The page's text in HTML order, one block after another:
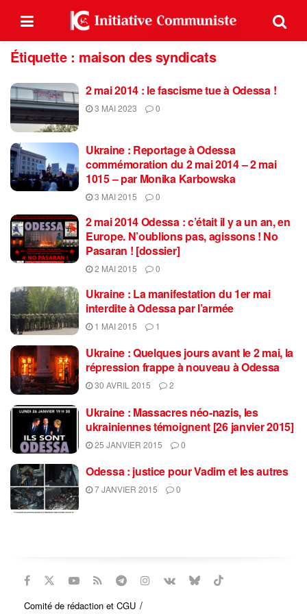
Étiquette : maison des syndicats
2 mai 2014 : le fascisme tue à Odessa !
3 MAI 2023 0
Ukraine : Reportage à Odessa
commémoration du 2 mai 2014 – 2 mai
1015 – par Monika Karbowska
3 MAI 2015 0
2 mai 2014 Odessa : c’était il y a un an, en
Europe. N’oublions pas, agissons ! No
Pasaran ! [dossier]
2 MAI 2015 0
Ukraine : La manifestation du 1er mai
interdite à Odessa par l’armée
1 MAI 2015 1
Ukraine : Quelques jours avant le 2 mai, la
répression frappe à nouveau à Odessa
30 AVRIL 2015 2
Ukraine : Massacres néo-nazis, les
ukrainiennes témoignent [26 janvier 2015]
25 JANVIER 2015 0
Odessa : justice pour Vadim et les autres
7 JANVIER 2015 0
Comité de rédaction et CGU